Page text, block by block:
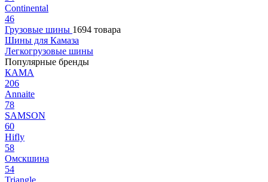
Continental
46
Грузовые шины 1694 товара
Шины для Камаза
Легкогрузовые шины
Популярные бренды
КАМА
206
Annaite
78
SAMSON
60
Hifly
58
Омскшина
54
Triangle